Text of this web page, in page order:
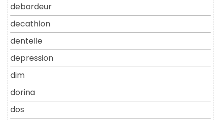
debardeur
decathlon
dentelle
depression
dim
dorina
dos